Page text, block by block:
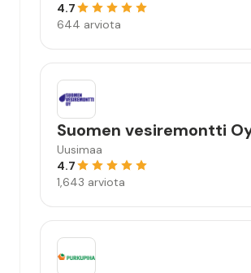
4.7
644 arviota
Suomen vesiremontti
Uusimaa
4.7
1,643 arviota